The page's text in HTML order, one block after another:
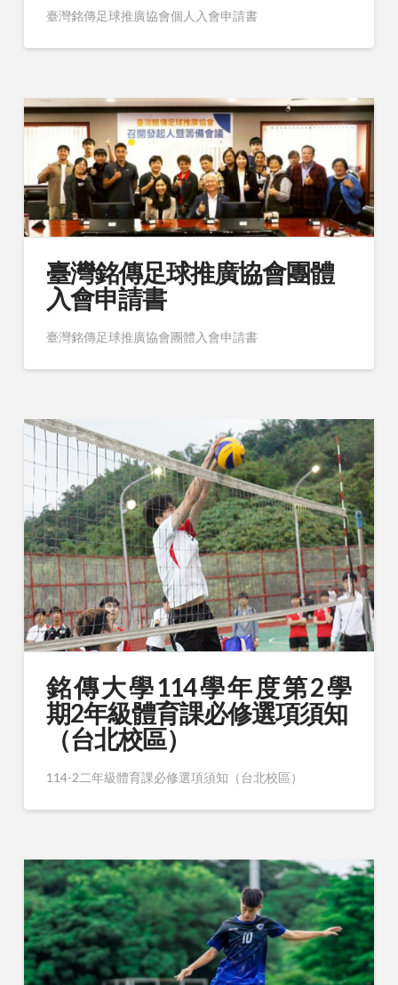
臺灣銘傳足球推廣協會個人入會申請書
臺灣銘傳足球推廣協會團體
入會申請書
臺灣銘傳足球推廣協會團體入會申請書
銘 傳 大 學 114 學 年 度 第 2 學
期2年級體育課必修選項須知
（台北校區）
114-2二年級體育課必修選項須知（台北校區）